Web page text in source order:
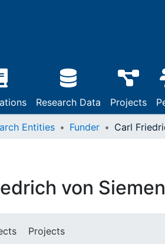
Research Data Projects
Entities Funder
von
Projects